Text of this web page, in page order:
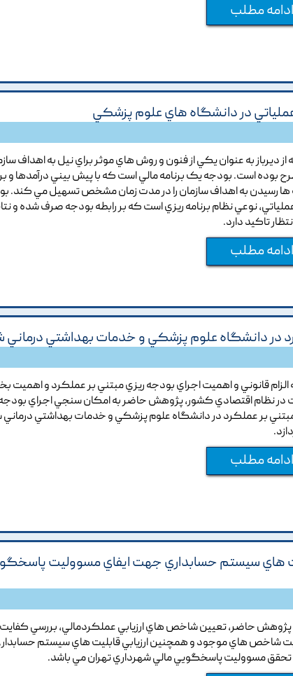
ادامه مطلب
عملياتي در دانشگاه هاي علوم پزشکي
از ديرباز به عنوان يکي از فنون و روش هاي موثر براي نيل به اهداف
بوده است. بودجه يک برنامه مالي است که با پيش بيني درآمدها و
ها رسيدن به اهداف سازمان را در مدت زمان مشخص تسهيل مي کند.
نوعي نظام برنامه ريزي است که بر رابطه بودجه صرف شده و
تاکيد دارد.
ادامه مطلب
در دانشگاه علوم پزشکي و خدمات بهداشتي درماني
الزام قانوني و اهميت اجراي بودجه ريزي مبتني بر عملکرد و اهميت
در نظام اقتصادي کشور, پژوهش حاضر به امکان سنجي اجراي
بر عملکرد در دانشگاه علوم پزشکي و خدمات بهداشتي درماني
ادامه مطلب
هاي سيستم حسابداري جهت ايفاي مسووليت
حاضر, تعيين شاخص هاي ارزيابي عملکردمالي, بررسي کفايت
شاخص هاي موجود و همچنين ارزيابي قابليت هاي سيستم
مسووليت پاسخگويي مالي شهرداري تهران مي باشد.